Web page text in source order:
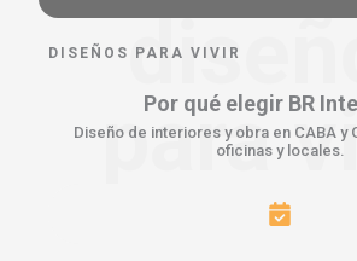
para
DISEÑOS PARA VIVIR
Por qué elegir BR
Diseño de interiores y obra en CABA y
oficinas y locales.